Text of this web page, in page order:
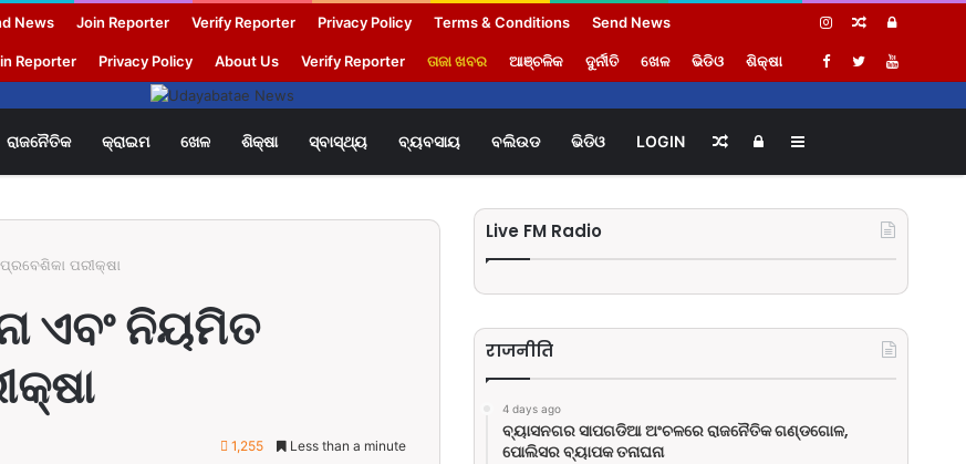
News Join Reporter Verify Reporter Privacy Policy Terms & Conditions Send News
Reporter Privacy Policy About Us Verify Reporter ତାଜା ଖବର ଆଞ୍ଚଳିକ ଦୁର୍ନୀତି ଖେଳ ଭିଡିଓ ଶିକ୍ଷା
Log
In
Random
Article
ରାଜନୈତିକ କ୍ରାଇମ ଖେଳ ଶିକ୍ଷା ସ୍ବାସ୍ଥ୍ୟ ବ୍ୟବସାୟ ବଲିଉଡ ଭିଡିଓ LOGIN Sidebar
In
Random
Article
ପରୀକ୍ଷା
ଏବଂ ନିୟମିତ
1,255 Less than a minute
Live FM Radio
राजनीति
4 days ago
ବ୍ୟାସନଗର ସାପଗଡିଆ ଅଂଚଳରେ ରାଜନୈତିକ ଗଣ୍ଡଗୋଳ,
ପୋଲିସର ବ୍ୟାପକ ତନାଘନା